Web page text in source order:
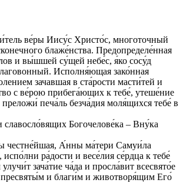
ве́ры Иису́с Христо́с, многоточный
блаже́нства. Предопределе́нная
и вы́шшей су́щей небе́с, я́ко сосу́д
Исполня́ющая зако́нная
зачавшая в ста́рости масти́тей и
с ве́рою прибега́ющих к тебе́, утеше́ние
печа́ль безча́дия моля́щихся тебе́ в
Богочелове́ка – Вну́ка
честне́йшая, А́нны ма́тери Самуи́ла
ра́дости и весе́лия се́рдца к тебе́
зача́тие ча́да и просла́вит всесвято́е
пресвяты́м и благи́м и животворя́щим Его́